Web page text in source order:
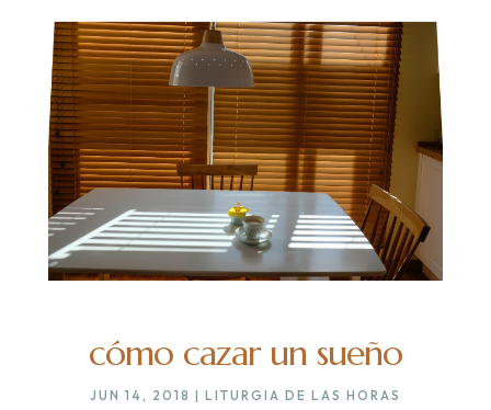
cómo cazar un sueño
JUN 14, 2018 | LITURGIA DE LAS HORAS